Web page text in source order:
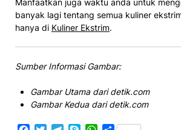
Manfaatkan juga waktu anda untuk
banyak lagi tentang semua kuliner
hanya di Kuliner Ekstrim.
Sumber Informasi Gambar:
Gambar Utama dari detik.com
Gambar Kedua dari detik.com